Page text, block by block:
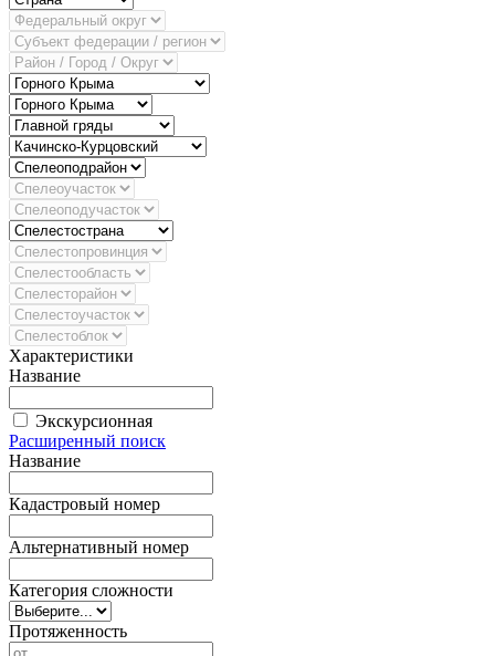
Характеристики
Название
Экскурсионная
Расширенный поиск
Название
Кадастровый номер
Альтернативный номер
Категория сложности
Протяженность